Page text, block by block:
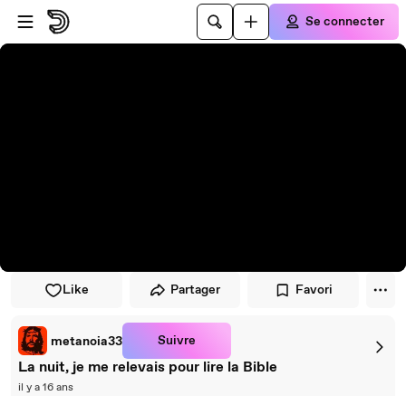
Passer au player
Passer au contenu principal
Se connecter
Like Partager Favori
metanoia33 Suivre
La nuit, je me relevais pour lire la Bible
il y a 16 ans